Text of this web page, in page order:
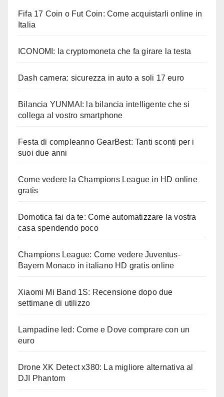
Fifa 17 Coin o Fut Coin: Come acquistarli online in
Italia
ICONOMI: la cryptomoneta che fa girare la testa
Dash camera: sicurezza in auto a soli 17 euro
Bilancia YUNMAI: la bilancia intelligente che si
collega al vostro smartphone
Festa di compleanno GearBest: Tanti sconti per i
suoi due anni
Come vedere la Champions League in HD online
gratis
Domotica fai da te: Come automatizzare la vostra
casa spendendo poco
Champions League: Come vedere Juventus-
Bayern Monaco in italiano HD gratis online
Xiaomi Mi Band 1S: Recensione dopo due
settimane di utilizzo
Lampadine led: Come e Dove comprare con un
euro
Drone XK Detect x380: La migliore alternativa al
DJI Phantom